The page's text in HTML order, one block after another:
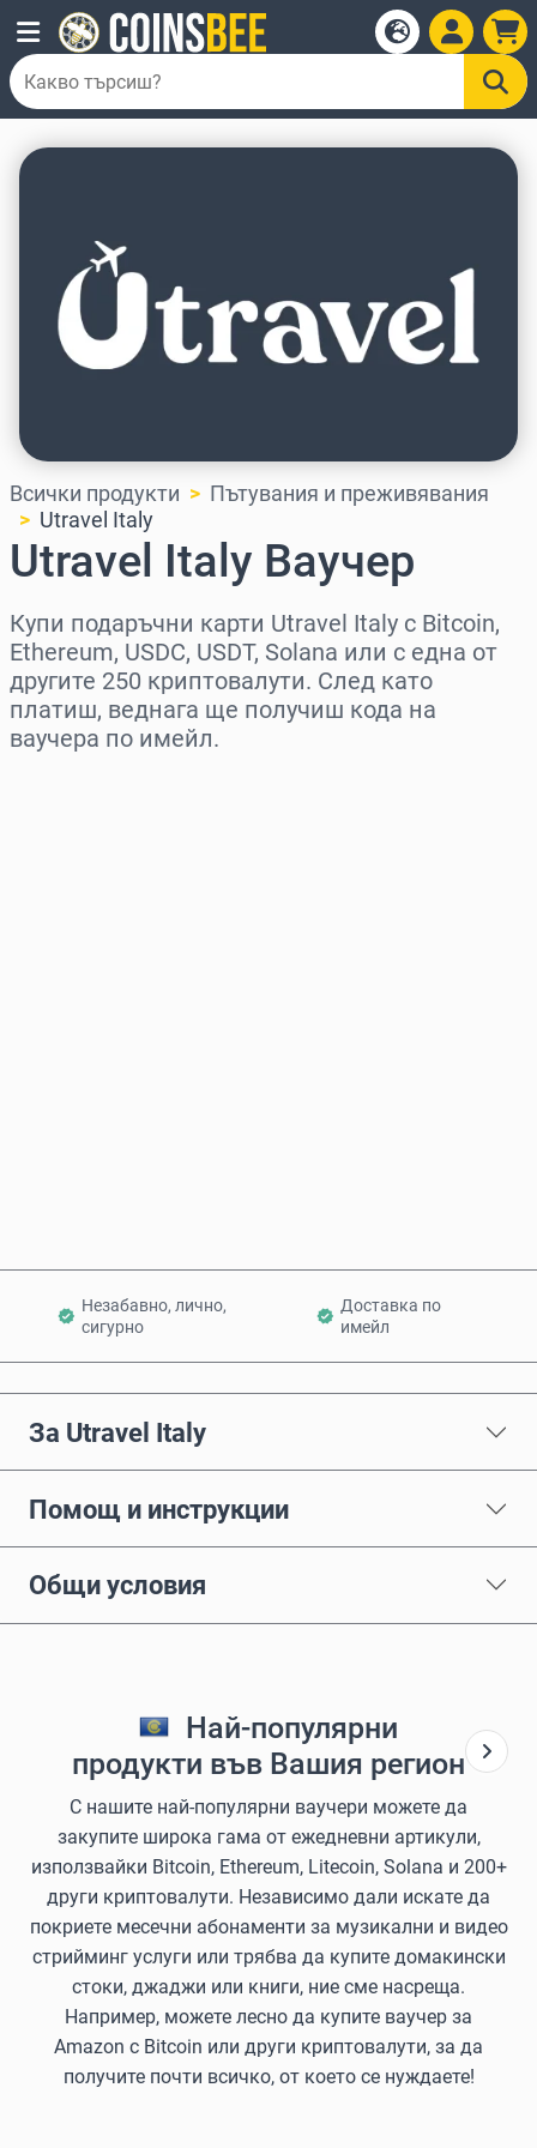
Всички продукти
Пътувания и преживявания
Utravel Italy
Utravel Italy Ваучер
Купи подаръчни карти Utravel Italy с Bitcoin,
Ethereum, USDC, USDT, Solana или с една от
другите 250 криптовалути. След като
платиш, веднага ще получиш кода на
ваучера по имейл.
Незабавно, лично,
сигурно
Доставка по
имейл
За Utravel Italy
Помощ и инструкции
Общи условия
Най-популярни
продукти във Вашия регион
С нашите най-популярни ваучери можете да
закупите широка гама от ежедневни артикули,
използвайки Bitcoin, Ethereum, Litecoin, Solana и 200+
други криптовалути. Независимо дали искате да
покриете месечни абонаменти за музикални и видео
стрийминг услуги или трябва да купите домакински
стоки, джаджи или книги, ние сме насреща.
Например, можете лесно да купите ваучер за
Amazon с Bitcoin или други криптовалути, за да
получите почти всичко, от което се нуждаете!